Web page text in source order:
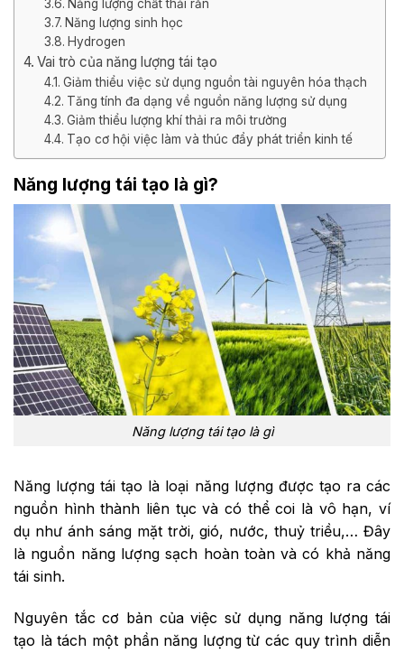
Năng lượng chất thải rắn
Năng lượng sinh học
Hydrogen
Vai trò của năng lượng tái tạo
Giảm thiểu việc sử dụng nguồn tài nguyên hóa thạch
Tăng tính đa dạng về nguồn năng lượng sử dụng
Giảm thiểu lượng khí thải ra môi trường
Tạo cơ hội việc làm và thúc đẩy phát triển kinh tế
Năng lượng tái tạo là gì?
Năng lượng tái tạo là gì
Năng lượng tái tạo là loại năng lượng được tạo ra các
nguồn hình thành liên tục và có thể coi là vô hạn, ví
dụ như ánh sáng mặt trời, gió, nước, thuỷ triều,… Đây
là nguồn năng lượng sạch hoàn toàn và có khả năng
tái sinh.
Nguyên tắc cơ bản của việc sử dụng năng lượng tái
tạo là tách một phần năng lượng từ các quy trình diễn